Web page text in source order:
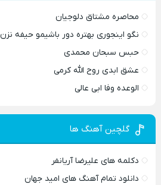
محاصره مشتاق دلوجیان
نگو اینجوری بهتره دور باشیمو حیفه نزن
حبس سبحان محمدی
عشق ابدی روح الله کرمی
الوعده وفا ابی عالی
گلچین آهنگ ها
دکلمه های علیرضا آریانفر
دانلود تمام آهنگ های امید جهان